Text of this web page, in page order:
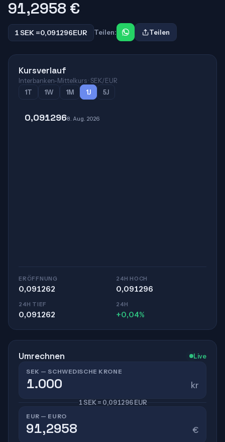
91,2958 €
1 SEK =0,091296EUR Teilen: Teilen
Kursverlauf
Interbanken-Mittelkurs · SEK/EUR
1T
1W 1M 1J 5J
0,0912968. Aug. 2026
ERÖFFNUNG
0,091262
24H HOCH
0,091296
24H TIEF
0,091262
24H
+0,04%
Umrechnen Live
SEK — SCHWEDISCHE KRONE
kr
1 SEK = 0,091296 EUR
EUR — EURO
€